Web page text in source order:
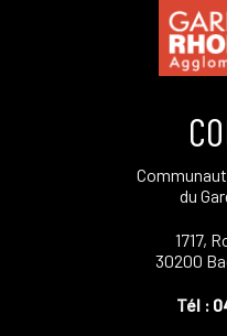
du
1717,
30200
Tél :